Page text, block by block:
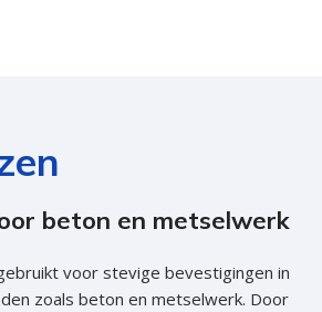
beton en metselwerk
voor stevige bevestigingen in
zoals beton en metselwerk. Door